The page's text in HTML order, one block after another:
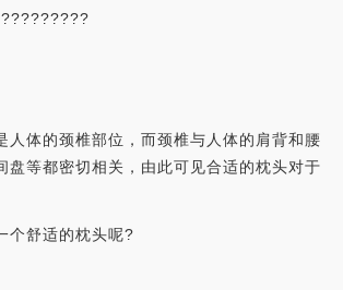
人体的颈椎部位，而颈椎与人体的肩背和腰
盘等都密切相关，由此可见合适的枕头对于
个舒适的枕头呢?